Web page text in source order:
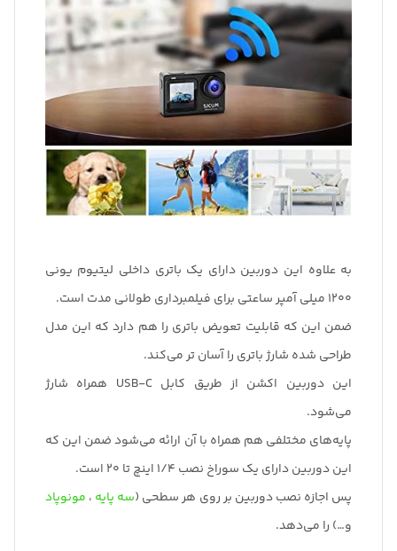
به علاوه این دوربین دارای یک باتری داخلی لیتیوم یونی
1200 میلی آمپر ساعتی برای فیلمبرداری طولانی مدت است.
ضمن این که قابلیت تعویض باتری را هم دارد که این مدل
طراحی شده شارژ باتری را آسان تر می‌کند.
این دوربین اکشن از طریق کابل USB-C همراه شارژ
می‌شود.
پایه‌های مختلفی هم همراه با آن ارائه می‌شود ضمن این که
این دوربین دارای یک سوراخ نصب 1/4 اینچ تا 20 است.
پس اجازه نصب دوربین بر روی هر سطحی (سه پایه ، مونوپاد
و…) را می‌دهد.